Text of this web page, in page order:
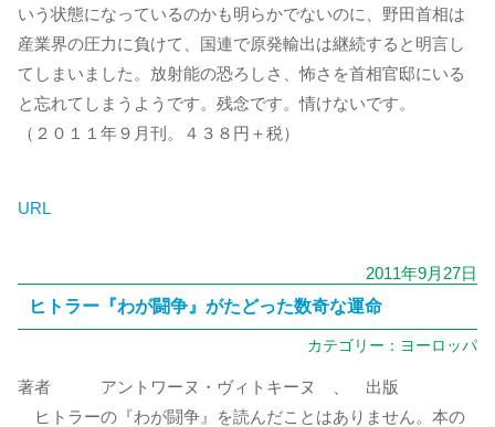
いう状態になっているのかも明らかでないのに、野田首相は
産業界の圧力に負けて、国連で原発輸出は継続すると明言し
てしまいました。放射能の恐ろしさ、怖さを首相官邸にいる
と忘れてしまうようです。残念です。情けないです。
（２０１１年９月刊。４３８円＋税）
URL
2011年9月27日
ヒトラー『わが闘争』がたどった数奇な運命
カテゴリー： ヨーロッパ
著者 アントワーヌ・ヴィトキーヌ 、 出版
ヒトラーの『わが闘争』を読んだことはありません。本の